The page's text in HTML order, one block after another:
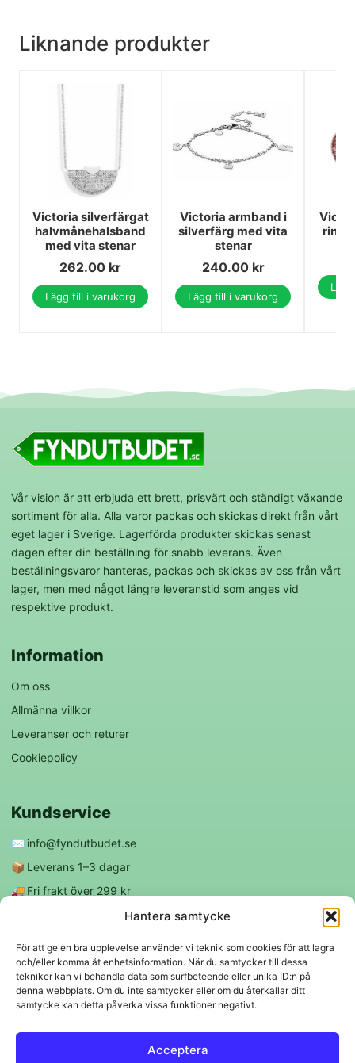
Hantera samtycke
För att ge en bra upplevelse använder vi teknik som cookies för att lagra
och/eller komma åt enhetsinformation. När du samtycker till dessa
tekniker kan vi behandla data som surfbeteende eller unika ID:n på
denna webbplats. Om du inte samtycker eller om du återkallar ditt
samtycke kan detta påverka vissa funktioner negativt.
Acceptera
Liknande produkter
Victoria silverfärgat
halvmånehalsband
med vita stenar
262.00 kr
Lägg till i varukorg
Victoria armband i
silverfärg med vita
stenar
240.00 kr
Lägg till i varukorg
ring
Vår vision är att erbjuda ett brett, prisvärt och ständigt växande
sortiment för alla. Alla varor packas och skickas direkt från vårt
eget lager i Sverige. Lagerförda produkter skickas senast
dagen efter din beställning för snabb leverans. Även
beställningsvaror hanteras, packas och skickas av oss från vårt
lager, men med något längre leveranstid som anges vid
respektive produkt.
Information
Om oss
Allmänna villkor
Leveranser och returer
Cookiepolicy
Kundservice
✉️ info@fyndutbudet.se
📦 Leverans 1–3 dagar
🚚 Fri frakt över 299 kr
Följ oss
f ◎